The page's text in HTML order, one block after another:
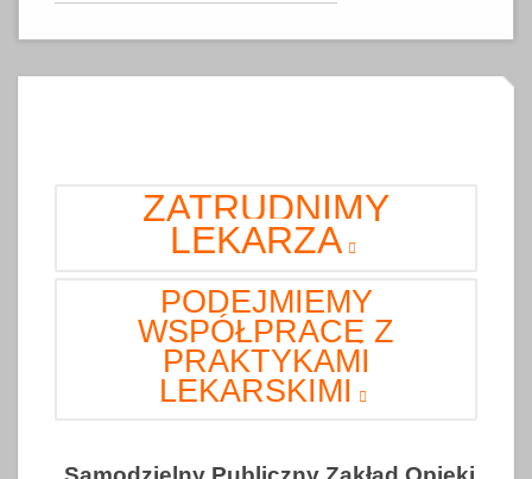
ZATRUDNIMY
LEKARZA
PODEJMIEMY
WSPÓŁPRACĘ Z
PRAKTYKAMI
LEKARSKIMI